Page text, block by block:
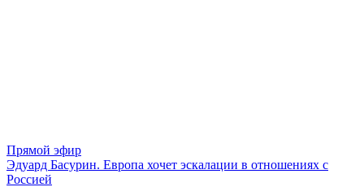
Прямой эфир
Эдуард Басурин. Европа хочет эскалации в отношениях с
Россией